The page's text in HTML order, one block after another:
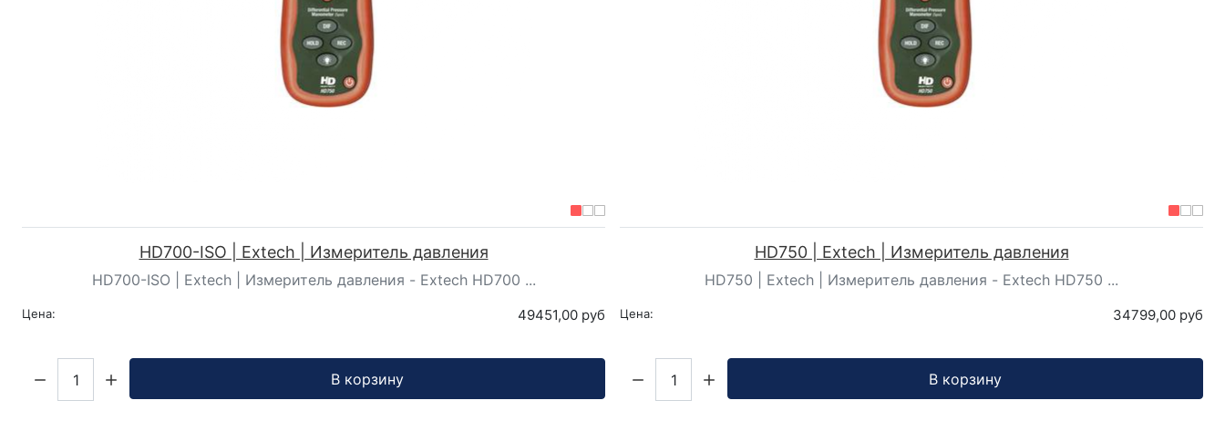
HD700-ISO | Extech | Измеритель давления
HD700-ISO | Extech | Измеритель давления - Extech HD700 ...
Цена: 49451,00 руб
В корзину
HD750 | Extech | Измеритель давления
HD750 | Extech | Измеритель давления - Extech HD750 ...
Цена: 34799,00 руб
В корзину